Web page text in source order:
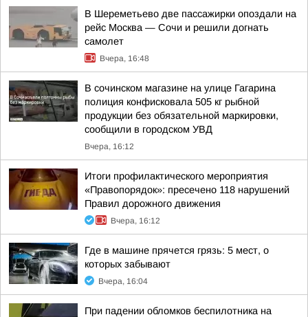
В Шереметьево две пассажирки опоздали на
рейс Москва — Сочи и решили догнать
самолет
Вчера, 16:48
В сочинском магазине на улице Гагарина
полиция конфисковала 505 кг рыбной
продукции без обязательной маркировки,
сообщили в городском УВД
Вчера, 16:12
Итоги профилактического мероприятия
«Правопорядок»: пресечено 118 нарушений
Правил дорожного движения
Вчера, 16:12
Где в машине прячется грязь: 5 мест, о
которых забывают
Вчера, 16:04
При падении обломков беспилотника на